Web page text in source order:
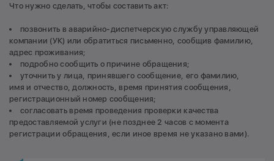
Что нужно сделать, чтобы составить акт:
позвонить в аварийно-диспетчерскую службу управляющей
компании (УК) или обратиться письменно, сообщив фамилию,
адрес проживания;
подробно сообщить о причине обращения;
уточнить у лица, принявшего сообщение, его фамилию,
имя и отчество, должность, время принятия сообщения,
регистрационный номер сообщения;
согласовать время проведения проверки качества
предоставляемой услуги (не позднее 2 часов с момента
регистрации обращения, если иное время не указано вами).